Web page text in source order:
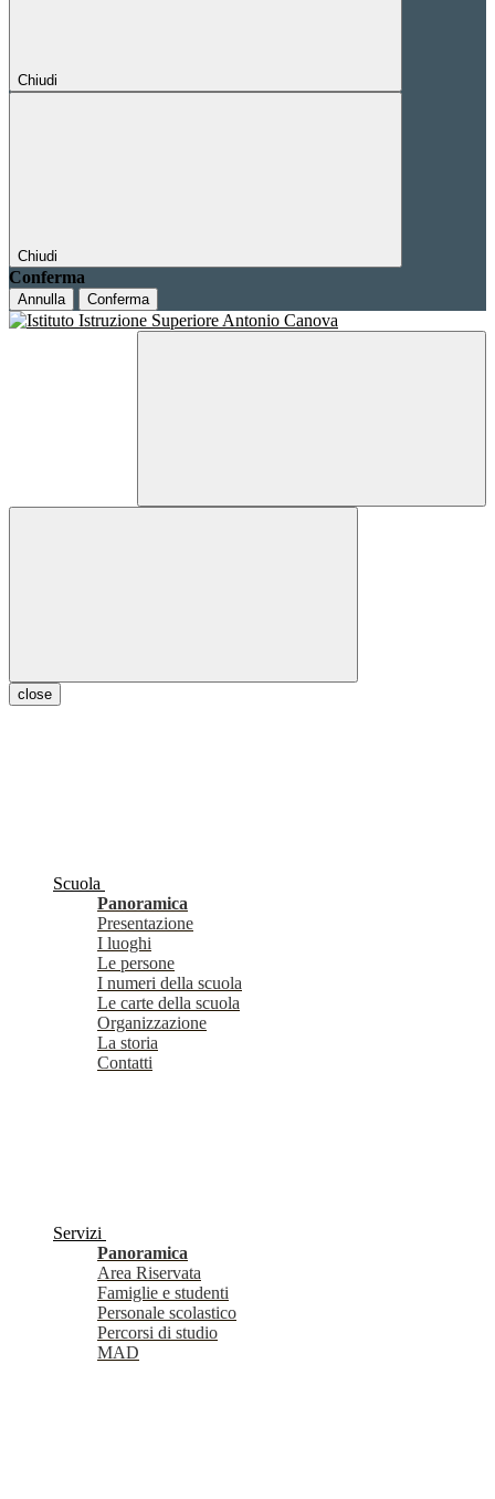
Chiudi
Chiudi
Conferma
Annulla Conferma
close
Scuola
Panoramica
Presentazione
I luoghi
Le persone
I numeri della scuola
Le carte della scuola
Organizzazione
La storia
Contatti
Servizi
Panoramica
Area Riservata
Famiglie e studenti
Personale scolastico
Percorsi di studio
MAD